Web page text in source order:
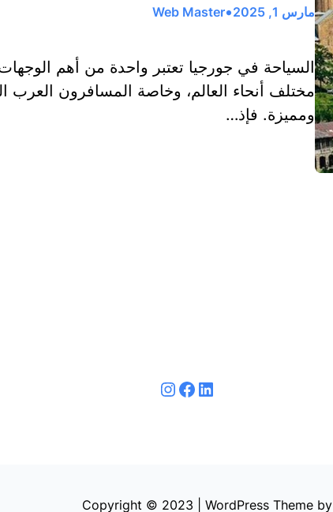
مارس 1, 2025 •
Web Master
السياحة في جورجيا تعتبر واحدة من أهم
مختلف أنحاء العالم، وخاصة المسافرون العرب
ومميزة. فإذ…
لينكد إن فيسبوك إنستجرام
Copyright © 2023 | WordPress Theme by